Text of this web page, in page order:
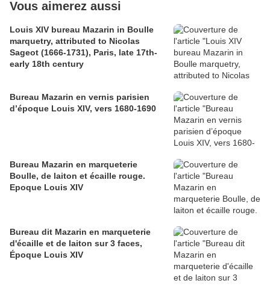
Vous aimerez aussi
Louis XIV bureau Mazarin in Boulle
marquetry, attributed to Nicolas
Sageot (1666-1731), Paris, late 17th-
early 18th century
Bureau Mazarin en vernis parisien
d’époque Louis XIV, vers 1680-1690
Bureau Mazarin en marqueterie
Boulle, de laiton et écaille rouge.
Epoque Louis XIV
Bureau dit Mazarin en marqueterie
d'écaille et de laiton sur 3 faces,
Époque Louis XIV